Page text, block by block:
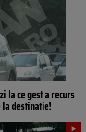
la ce gest a recurs
la destinatie!